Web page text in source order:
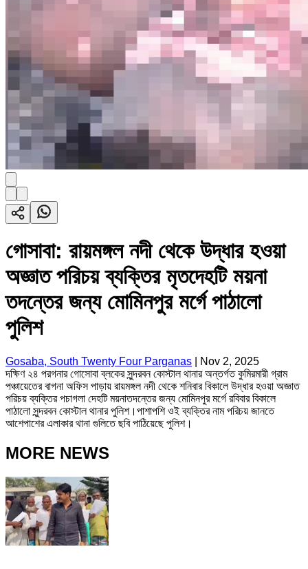
গোসাবা: রায়মঙ্গল নদী থেকে উদ্ধার হওয়া
অজ্ঞাত পরিচয় ব্যক্তির মৃতদেহটি ময়না
তদন্তের জন্য মোমিনপুর মর্গে পাঠালো
পুলিশ
Gosaba, South Twenty Four Parganas
Nov 2, 2025
দক্ষিণ ২৪ পরগনার গোসোবা ব্লকের সুন্দরবন কোস্টাল থানার অন্তর্গত কুমিরমারী গ্রাম
পঞ্চায়েতের বাগনা অফিস পাড়ায় রায়মঙ্গল নদী থেকে শনিবার বিকালে উদ্ধার হওয়া অজ্ঞাত
পরিচয় ব্যক্তির পচাগলা দেহটি ময়নাতদন্তের জন্য মোমিনপুর মর্গে রবিবার বিকালে
পাঠালো সুন্দরবন কোস্টাল থানার পুলিশ।পাশাপশি ওই ব্যক্তির নাম পরিচয় জানতে
আশেপাশের এলাকার থানা গুলিতে ছবি পাঠিয়েছে পুলিশ।
MORE NEWS